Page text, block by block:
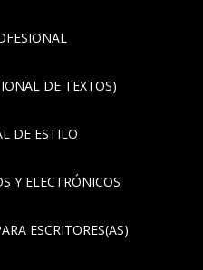
DE TEXTOS)
DE ESTILO
Y ELECTRÓNICOS
ESCRITORES(AS)